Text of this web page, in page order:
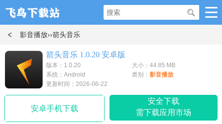
影音播放››箭头音乐
箭头音乐 1.0.20 安卓版
版本：1.0.20
大小：44.85 MB
系统：Android
类别： 影音播放
更新时间：2026-06-22
安卓手机下载
安全下载
需下载应用市场